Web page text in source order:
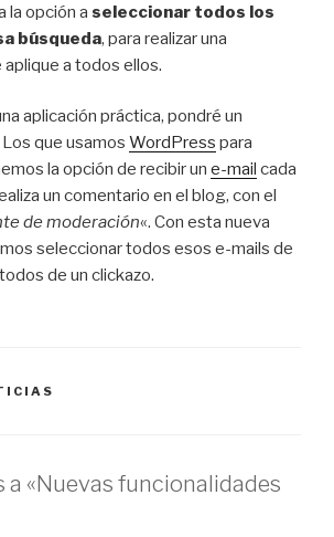
la opción a seleccionar todos los
búsqueda, para realizar una
a todos ellos.
aplicación práctica, pondré un
que usamos WordPress para
la opción de recibir un e-mail cada
un comentario en el blog, con el
de moderación«. Con esta nueva
seleccionar todos esos e-mails de
de un clickazo.
a «Nuevas funcionalidades